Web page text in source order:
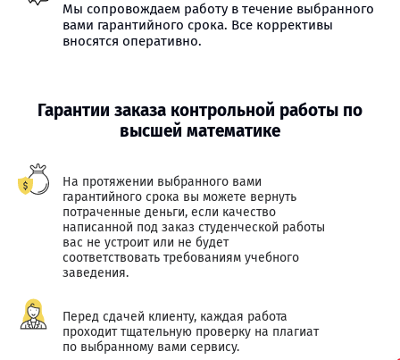
Мы сопровождаем работу в течение выбранного
вами гарантийного срока. Все коррективы
вносятся оперативно.
Гарантии заказа контрольной работы по
высшей математике
На протяжении выбранного вами
гарантийного срока вы можете вернуть
потраченные деньги, если качество
написанной под заказ студенческой работы
вас не устроит или не будет
соответствовать требованиям учебного
заведения.
Перед сдачей клиенту, каждая работа
проходит тщательную проверку на плагиат
по выбранному вами сервису.